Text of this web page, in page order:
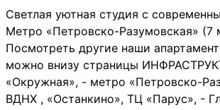
Светлая уютная студия с
Метро «Петровско-Разумовская» (7
Посмотреть другие наши
можно внизу страницы
«Окружная», - метро «Петровско-
ВДНХ , «Останкино», ТЦ «Парус», -